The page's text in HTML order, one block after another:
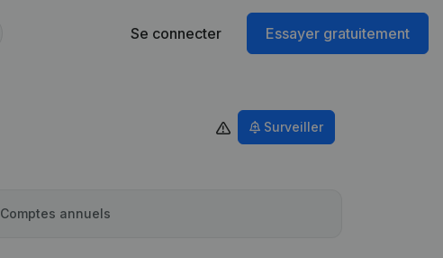
Se connecter Essayer gratuitement
Surveiller
Comptes annuels